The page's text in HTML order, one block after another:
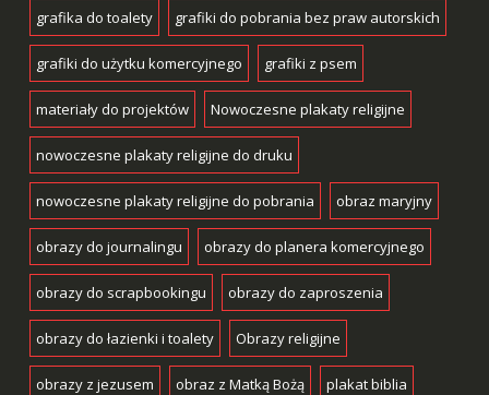
grafika do toalety grafiki do pobrania bez praw autorskich
grafiki do użytku komercyjnego grafiki z psem
materiały do projektów Nowoczesne plakaty religijne
nowoczesne plakaty religijne do druku
nowoczesne plakaty religijne do pobrania obraz maryjny
obrazy do journalingu obrazy do planera komercyjnego
obrazy do scrapbookingu obrazy do zaproszenia
obrazy do łazienki i toalety Obrazy religijne
obrazy z jezusem obraz z Matką Bożą plakat biblia